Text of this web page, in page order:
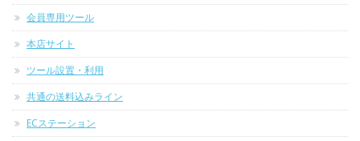
会員専用ツール
本店サイト
ツール設置・利用
共通の送料込みライン
ECステーション